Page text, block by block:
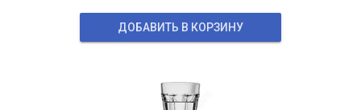
ДОБАВИТЬ В КОРЗИНУ